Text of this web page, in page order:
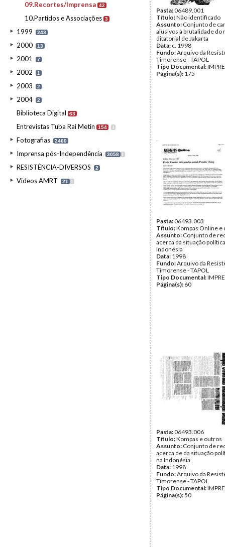
09.Recortes/Imprensa 42
10.Partidos e Associações 3
1999 243
2000 13
2001 7
2002 1
2003 2
2004 2
Biblioteca Digital 63
Entrevistas Tuba Rai Metin 154 I
Fotografias 2460
Imprensa pós-Independência 3058 I
RESISTÊNCIA-DIVERSOS 2
Videos AMRT 21 I
Pasta:06489.001
Título:Não identificado
Assunto: Conjunto de
alusivos à brutalidade do
ditatorial de Jakarta
Data: c. 1998
Fundo:Arquivo da
Timorense - TAPOL
Tipo Documental:
Página(s): 175
Pasta:06493.003
Título:Kompas Online e
Assunto: Conjunto de
acerca da situação
Indonésia
Data: 1998
Fundo:Arquivo da
Timorense - TAPOL
Tipo Documental:
Página(s): 60
Pasta:06493.006
Título:Kompas e outros
Assunto: Conjunto de
acerca de da situação
na Indonésia
Data: 1998
Fundo:Arquivo da
Timorense - TAPOL
Tipo Documental:
Página(s):50